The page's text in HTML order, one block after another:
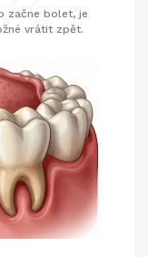
začne bolet, je
vrátit zpět.